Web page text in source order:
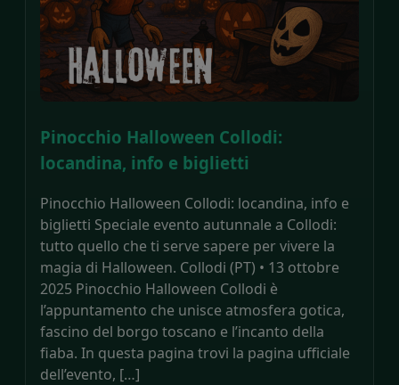
Pinocchio Halloween Collodi:
locandina, info e biglietti
Pinocchio Halloween Collodi: locandina, info e
biglietti Speciale evento autunnale a Collodi:
tutto quello che ti serve sapere per vivere la
magia di Halloween. Collodi (PT) • 13 ottobre
2025 Pinocchio Halloween Collodi è
l’appuntamento che unisce atmosfera gotica,
fascino del borgo toscano e l’incanto della
fiaba. In questa pagina trovi la pagina ufficiale
dell’evento, […]